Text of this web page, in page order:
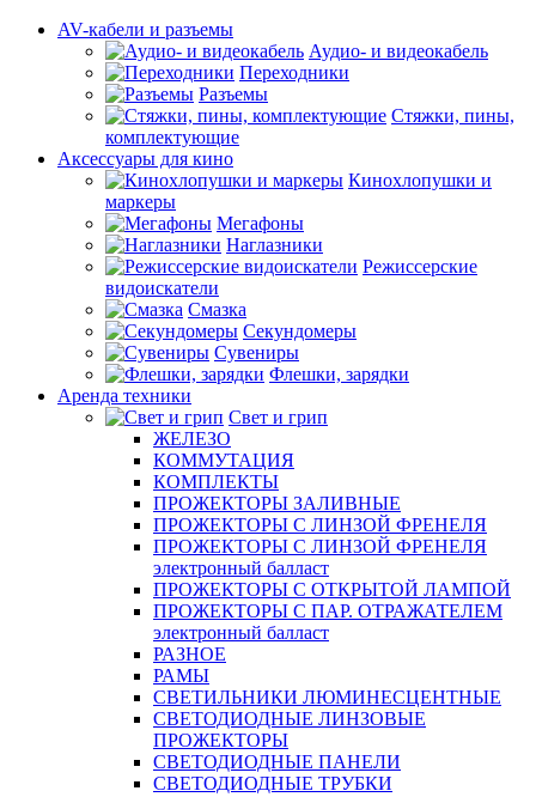
AV-кабели и разъемы
Аудио- и видеокабель
Переходники
Разъемы
Стяжки, пины,
комплектующие
Аксессуары для кино
Кинохлопушки и
маркеры
Мегафоны
Наглазники
Режиссерские
видоискатели
Смазка
Секундомеры
Сувениры
Флешки, зарядки
Аренда техники
Свет и грип
ЖЕЛЕЗО
КОММУТАЦИЯ
КОМПЛЕКТЫ
ПРОЖЕКТОРЫ ЗАЛИВНЫЕ
ПРОЖЕКТОРЫ С ЛИНЗОЙ ФРЕНЕЛЯ
ПРОЖЕКТОРЫ С ЛИНЗОЙ ФРЕНЕЛЯ
электронный балласт
ПРОЖЕКТОРЫ С ОТКРЫТОЙ ЛАМПОЙ
ПРОЖЕКТОРЫ С ПАР. ОТРАЖАТЕЛЕМ
электронный балласт
РАЗНОЕ
РАМЫ
СВЕТИЛЬНИКИ ЛЮМИНЕСЦЕНТНЫЕ
СВЕТОДИОДНЫЕ ЛИНЗОВЫЕ
ПРОЖЕКТОРЫ
СВЕТОДИОДНЫЕ ПАНЕЛИ
СВЕТОДИОДНЫЕ ТРУБКИ